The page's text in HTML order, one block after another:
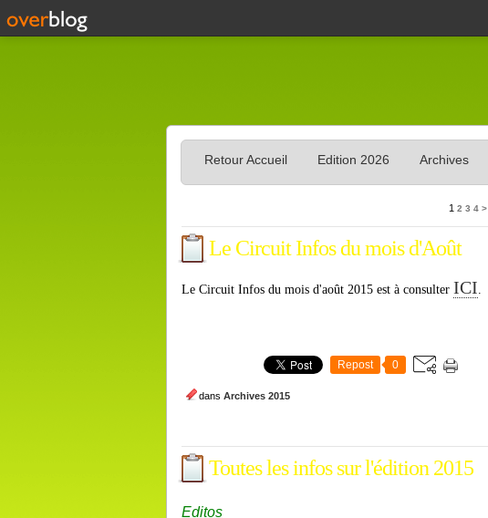
Retour Accueil Edition 2026 Archives
1 2 3 4 >
Le Circuit Infos du mois d'Août
Le Circuit Infos du mois d'août 2015 est à consulter ICI.
Repost 0
dans Archives 2015
Toutes les infos sur l'édition 2015
Editos